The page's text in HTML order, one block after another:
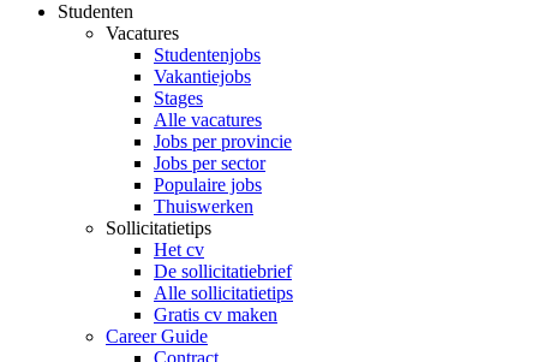
Studenten
Vacatures
Studentenjobs
Vakantiejobs
Stages
Alle vacatures
Jobs per provincie
Jobs per sector
Populaire jobs
Thuiswerken
Sollicitatietips
Het cv
De sollicitatiebrief
Alle sollicitatietips
Gratis cv maken
Career Guide
Contract